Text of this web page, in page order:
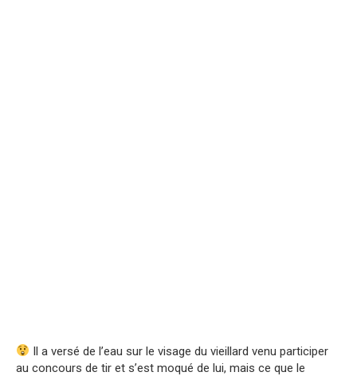
Il a versé de l’eau sur le visage du vieillard venu participer
au concours de tir et s’est moqué de lui, mais ce que le